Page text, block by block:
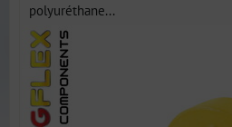
polyuréthane...